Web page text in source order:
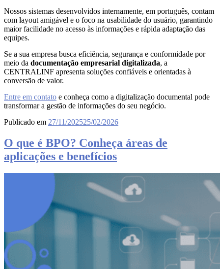
Nossos sistemas desenvolvidos internamente, em português, contam
com layout amigável e o foco na usabilidade do usuário, garantindo
maior facilidade no acesso às informações e rápida adaptação das
equipes.
Se a sua empresa busca eficiência, segurança e conformidade por
meio da documentação empresarial digitalizada, a
CENTRALINF apresenta soluções confiáveis e orientadas à
conversão de valor.
Entre em contato e conheça como a digitalização documental pode
transformar a gestão de informações do seu negócio.
Publicado em 27/11/202525/02/2026
O que é BPO? Conheça áreas de
aplicações e benefícios